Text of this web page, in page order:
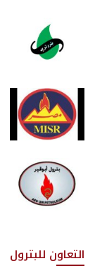
التعاون للبترول